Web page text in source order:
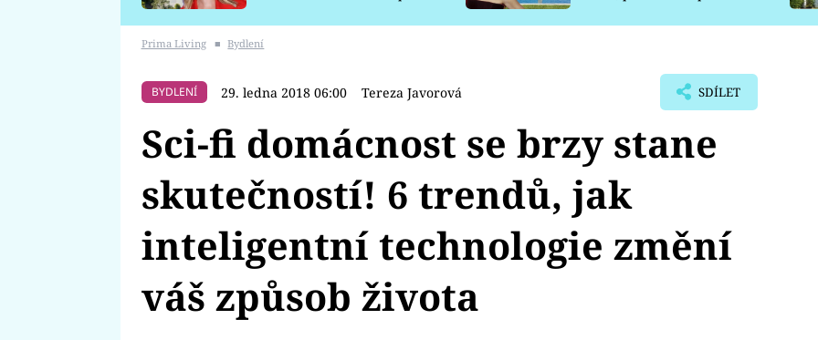
Prima Living ■ Bydlení
BYDLENÍ 29. ledna 2018 06:00 Tereza Javorová SDÍLET
Sci-fi domácnost se brzy stane
skutečností! 6 trendů, jak
inteligentní technologie změní
váš způsob života